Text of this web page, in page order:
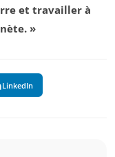
et travailler à
»
LinkedIn